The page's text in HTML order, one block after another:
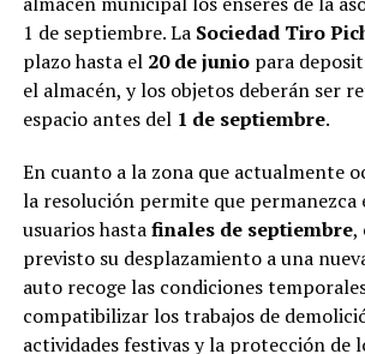
1 de septiembre.La Sociedad Tiro
plazo hasta el 20 de juniopara
el almacén, y los objetos deberán ser
espacio antes del 1 de septiembre.
En cuanto a la zona que actualmente
la resolución permite que permanezca
usuarios hastafinales de septiembre,
previsto su desplazamiento a una
auto recoge las condiciones
compatibilizar los trabajos de
actividades festivas y la protección de